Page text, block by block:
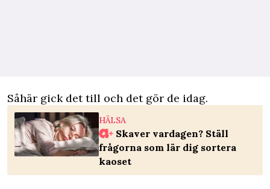
Såhär gick det till och det gör de idag.
HÄLSA
Skaver vardagen? Ställ
frågorna som lär dig sortera
kaoset